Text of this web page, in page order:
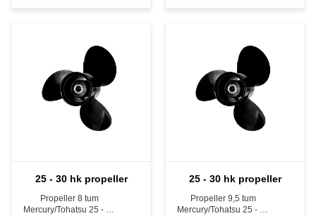
25 - 30 hk propeller
Propeller 8 tum
Mercury/Tohatsu 25 - 30
25 - 30 hk propeller
Propeller 9,5 tum
Mercury/Tohatsu 25 - 30